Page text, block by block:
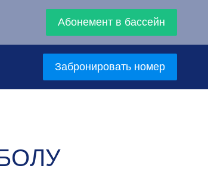
Абонемент в бассейн
Забронировать номер